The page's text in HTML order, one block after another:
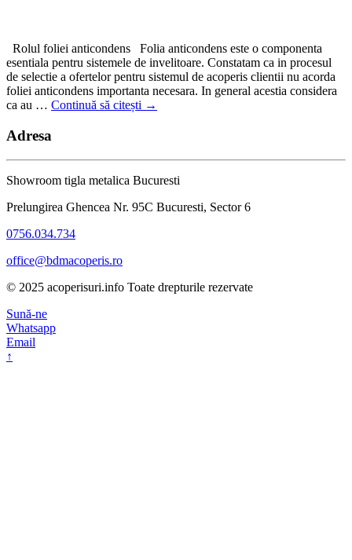
Rolul foliei anticondens Folia anticondens este o componenta
esentiala pentru sistemele de invelitoare. Constatam ca in procesul
de selectie a ofertelor pentru sistemul de acoperis clientii nu acorda
foliei anticondens importanta necesara. In general acestia considera
ca au … Continuă să citești →
Adresa
Showroom tigla metalica Bucuresti
Prelungirea Ghencea Nr. 95C Bucuresti, Sector 6
0756.034.734
office@bdmacoperis.ro
© 2025 acoperisuri.info Toate drepturile rezervate
Sună-ne
Whatsapp
Email
↑